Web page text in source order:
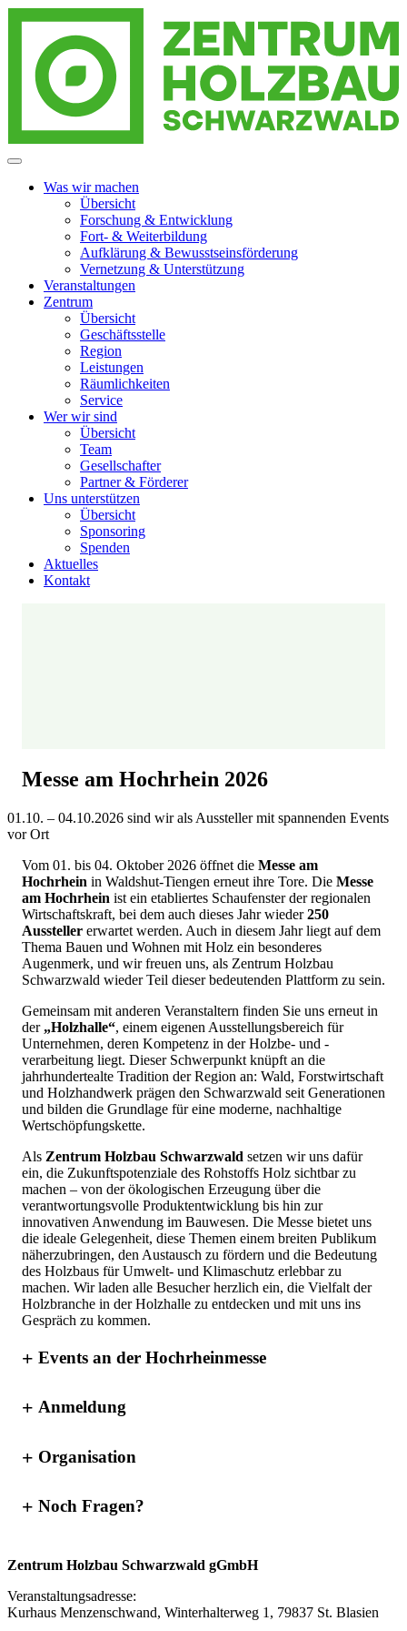
springen
springen
springen
Was wir machen
Übersicht
Forschung & Entwicklung
Fort- & Weiterbildung
Aufklärung & Bewusstseinsförderung
Vernetzung & Unterstützung
Veranstaltungen
Zentrum
Übersicht
Geschäftsstelle
Region
Leistungen
Räumlichkeiten
Service
Wer wir sind
Übersicht
Team
Gesellschafter
Partner & Förderer
Uns unterstützen
Übersicht
Sponsoring
Spenden
Aktuelles
Kontakt
Messe am Hochrhein 2026
01.10. – 04.10.2026 sind wir als Aussteller mit spannenden Events
vor Ort
Vom 01. bis 04. Oktober 2026 öffnet die Messe am
Hochrhein in Waldshut-Tiengen erneut ihre Tore. Die Messe
am Hochrhein ist ein etabliertes Schaufenster der regionalen
Wirtschaftskraft, bei dem auch dieses Jahr wieder250
Aussteller erwartet werden. Auch in diesem Jahr liegt auf dem
Thema Bauen und Wohnen mit Holz ein besonderes
Augenmerk, und wir freuen uns, als Zentrum Holzbau
Schwarzwald wieder Teil dieser bedeutenden Plattform zu sein.
Gemeinsam mit anderen Veranstaltern finden Sie uns erneut in
der „Holzhalle“, einem eigenen Ausstellungsbereich für
Unternehmen, deren Kompetenz in der Holzbe- und -
verarbeitung liegt. Dieser Schwerpunkt knüpft an die
jahrhundertealte Tradition der Region an: Wald, Forstwirtschaft
und Holzhandwerk prägen den Schwarzwald seit Generationen
und bilden die Grundlage für eine moderne, nachhaltige
Wertschöpfungskette.
Als Zentrum Holzbau Schwarzwald setzen wir uns dafür
ein, die Zukunftspotenziale des Rohstoffs Holz sichtbar zu
machen – von der ökologischen Erzeugung über die
verantwortungsvolle Produktentwicklung bis hin zur
innovativen Anwendung im Bauwesen. Die Messe bietet uns
die ideale Gelegenheit, diese Themen einem breiten Publikum
näherzubringen, den Austausch zu fördern und die Bedeutung
des Holzbaus für Umwelt- und Klimaschutz erlebbar zu
machen. Wir laden alle Besucher herzlich ein, die Vielfalt der
Holzbranche in der Holzhalle zu entdecken und mit uns ins
Gespräch zu kommen.
Events an der Hochrheinmesse
Anmeldung
Organisation
Noch Fragen?
Zentrum Holzbau Schwarzwald gGmbH
Veranstaltungsadresse:
Kurhaus Menzenschwand, Winterhalterweg 1, 79837 St. Blasien